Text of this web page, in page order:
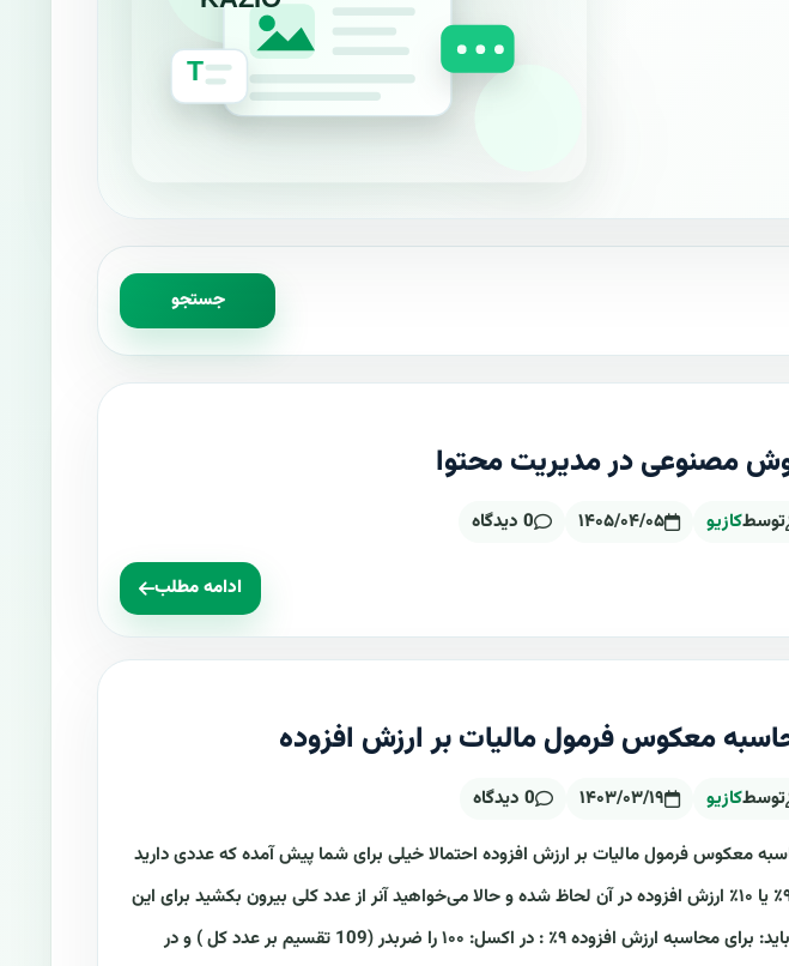
جستجو
مصنوعی در مدیریت محتوا
توسطکازیو ۱۴۰۵/۰۴/۰۵ 0 دیدگاه
ادامه مطلب
معکوس فرمول مالیات بر ارزش افزوده
توسطکازیو ۱۴۰۳/۰۳/۱۹ 0 دیدگاه
معکوس فرمول مالیات بر ارزش افزوده احتمالا خیلی برای شما پیش آمده که عددی دارید
که ۹٪ یا ۱۰٪ ارزش افزوده در آن لحاظ شده و حالا می‌خواهید آنر از عدد کلی بیرون بکشید برای این
کار باید: برای محاسبه ارزش افزوده ۹٪ : در اکسل: ۱۰۰ را ضربدر (109 تقسیم بر عدد کل ) و در